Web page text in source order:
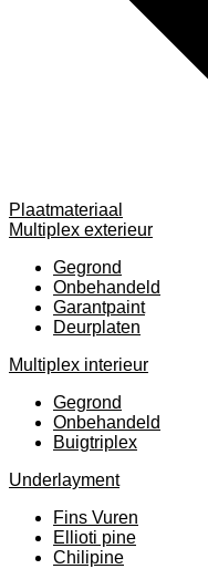
Plaatmateriaal
Multiplex exterieur
Gegrond
Onbehandeld
Garantpaint
Deurplaten
Multiplex interieur
Gegrond
Onbehandeld
Buigtriplex
Underlayment
Fins Vuren
Ellioti pine
Chilipine